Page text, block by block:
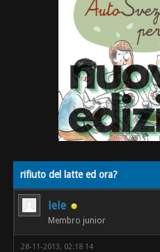
rifiuto del latte ed ora?
lele
Membro junior
28-11-2013, 02:18 14